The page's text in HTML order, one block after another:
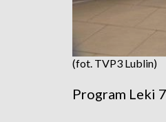
(fot. TVP3 Lublin)
Program Leki